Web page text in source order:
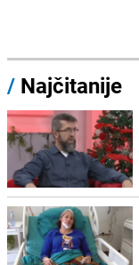
/ Najčitanije